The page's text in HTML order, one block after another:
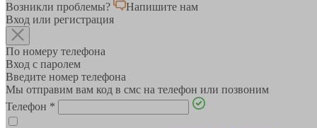
Возникли проблемы?
Напишите нам
Вход или регистрация
По номеру телефона
Вход с паролем
Введите номер телефона
Мы отправим вам код в смс на телефон или позвоним
Телефон *